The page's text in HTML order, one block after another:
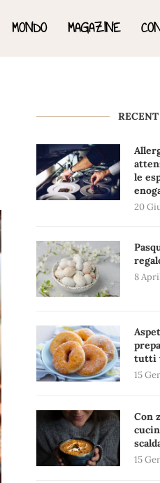
MONDO MAGAZINE
le
20
8
tutti
15
Con
15